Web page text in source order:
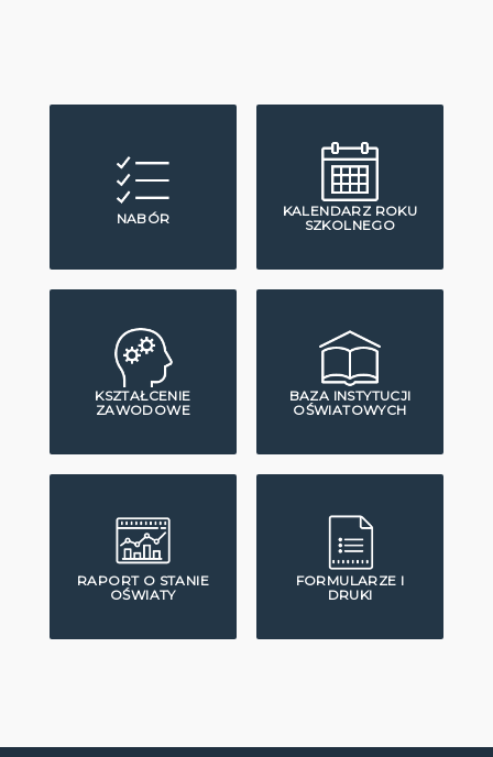
NABÓR
KALENDARZ ROKU
SZKOLNEGO
KSZTAŁCENIE
ZAWODOWE
BAZA INSTYTUCJI
OŚWIATOWYCH
RAPORT O STANIE
OŚWIATY
FORMULARZE I
DRUKI